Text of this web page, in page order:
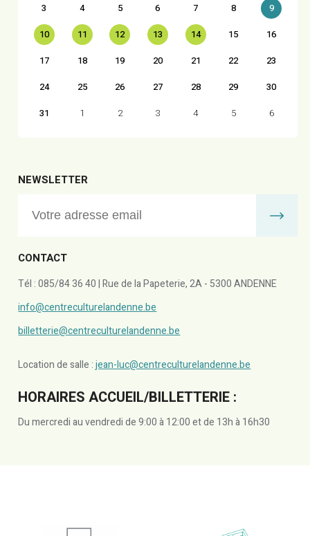
3
4 5 6 7 8
9
10
11 12 13 14 15
16
17
18 19 20 21 22
23
24
25 26 27 28 29
30
31
1 2 3 4 5 6
NEWSLETTER
CONTACT
Tél : 085/84 36 40 | Rue de la Papeterie, 2A - 5300 ANDENNE
info@centreculturelandenne.be
billetterie@centreculturelandenne.be
Location de salle :jean-luc@centreculturelandenne.be
HORAIRES ACCUEIL/BILLETTERIE :
Du mercredi au vendredi de 9:00 à 12:00 et de 13h à 16h30